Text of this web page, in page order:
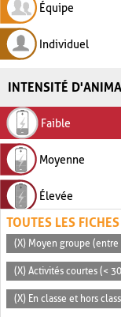
Équipe
Individuel
INTENSITÉ
Faible
Moyenne
Élevée
TOUTES LES
(X) Moyen groupe
(X) Activités courtes (<
(X) En classe et hors